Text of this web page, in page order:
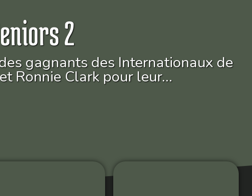
2
gagnants des Internationaux de
Ronnie Clark pour leur…